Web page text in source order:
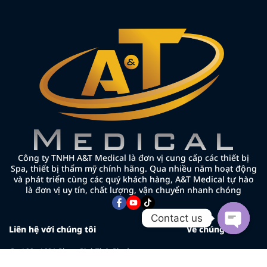
Liên hệ với chúng tôi
166 - 168A Phạm Phú Thứ, Phường
Công ty TNHH A&T Medical là đơn vị cung cấp các thiết bị
Spa, thiết bị thẩm mỹ chính hãng. Qua nhiều năm hoạt động
và phát triển cùng các quý khách hàng, A&T Medical tự hào
là đơn vị uy tín, chất lượng, vận chuyển nhanh chóng
Về chúng tôi
Contact us